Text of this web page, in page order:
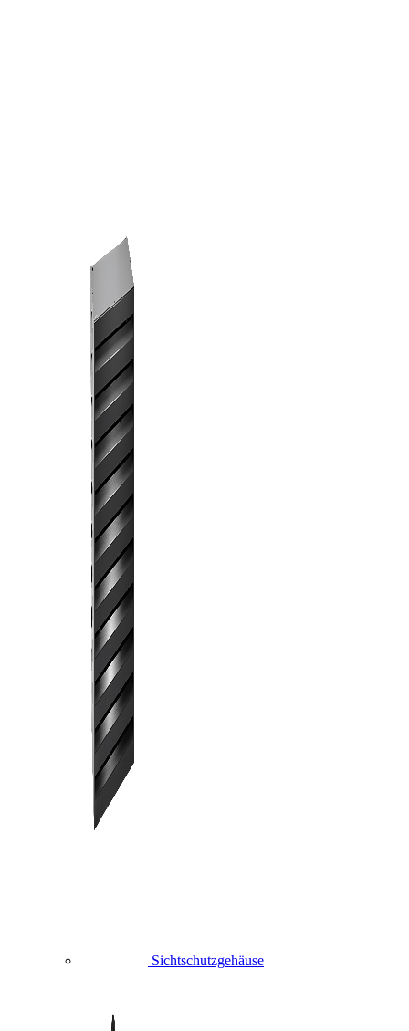
Sichtschutzgehäuse